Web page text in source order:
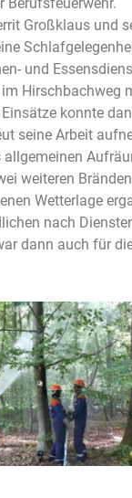
Großklaus und
und
Hirschbachweg
konnte
seine Arbeit
weiteren
Wetterlage
nach
dann auch für